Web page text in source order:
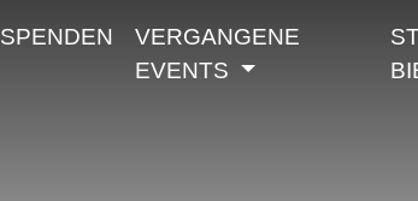
SPENDEN
VERGANGENE
EVENTS